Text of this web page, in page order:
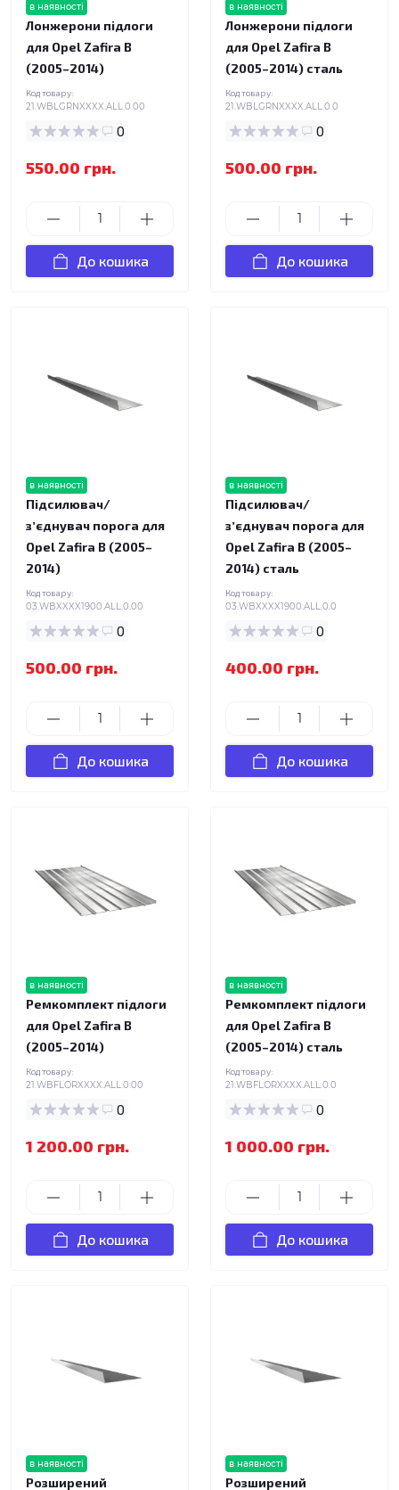
в наявності
Лонжерони підлоги
для Opel Zafira B
(2005–2014)
Код товару:
21.WBLGRNXXXX.ALL.0.00
0
550.00 грн.
До кошика
в наявності
Лонжерони підлоги
для Opel Zafira B
(2005–2014) сталь
Код товару:
21.WBLGRNXXXX.ALL.0.0
0
500.00 грн.
До кошика
в наявності
Підсилювач/
зʼєднувач порога для
Opel Zafira B (2005–
2014)
Код товару:
03.WBXXXX1900.ALL.0.00
0
500.00 грн.
До кошика
в наявності
Підсилювач/
зʼєднувач порога для
Opel Zafira B (2005–
2014) сталь
Код товару:
03.WBXXXX1900.ALL.0.0
0
400.00 грн.
До кошика
в наявності
Ремкомплект підлоги
для Opel Zafira B
(2005–2014)
Код товару:
21.WBFLORXXXX.ALL.0.00
0
1 200.00 грн.
До кошика
в наявності
Ремкомплект підлоги
для Opel Zafira B
(2005–2014) сталь
Код товару:
21.WBFLORXXXX.ALL.0.0
0
1 000.00 грн.
До кошика
в наявності
Розширений
в наявності
Розширений